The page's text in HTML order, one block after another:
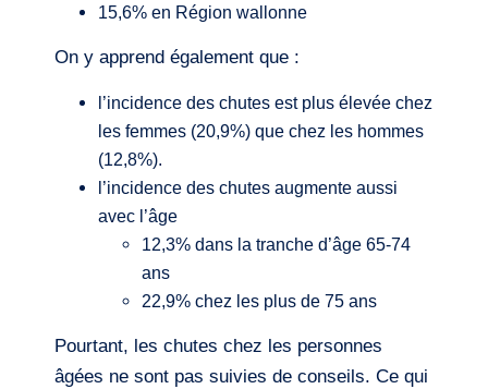
15,6% en Région wallonne
On y apprend également que :
l’incidence des chutes est plus élevée chez
les femmes (20,9%) que chez les hommes
(12,8%).
l’incidence des chutes augmente aussi
avec l’âge
12,3% dans la tranche d’âge 65-74
ans
22,9% chez les plus de 75 ans
Pourtant, les chutes chez les personnes
âgées ne sont pas suivies de conseils. Ce qui